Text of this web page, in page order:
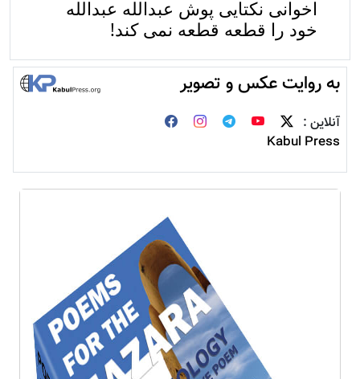
اخوانی نکتایی پوش عبدالله عبدالله
خود را قطعه قطعه نمی کند!
به روایت عکس و تصویر
آنلاین :
Kabul Press